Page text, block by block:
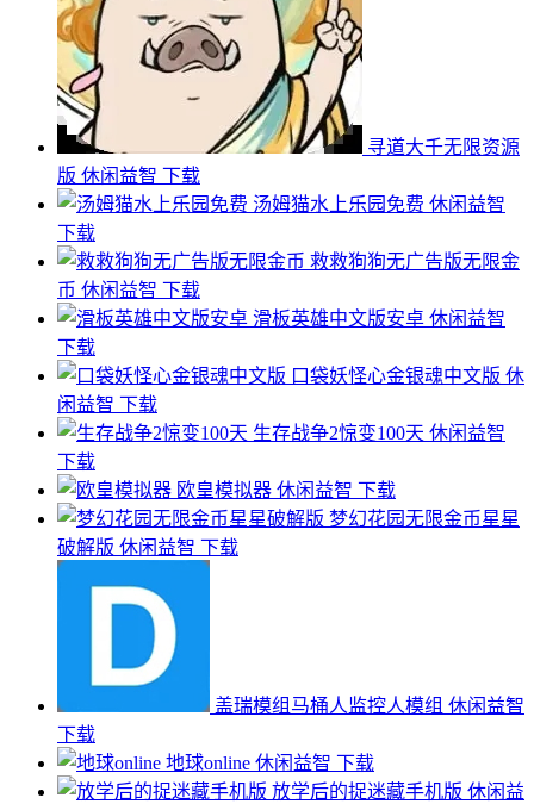
寻道大千无限资源
版 休闲益智 下载
汤姆猫水上乐园免费 休闲益智
下载
救救狗狗无广告版无限金
币 休闲益智 下载
滑板英雄中文版安卓 休闲益智
下载
口袋妖怪心金银魂中文版 休
闲益智 下载
生存战争2惊变100天 休闲益智
下载
欧皇模拟器 休闲益智 下载
梦幻花园无限金币星星
破解版 休闲益智 下载
盖瑞模组马桶人监控人模组 休闲益智
下载
地球online 休闲益智 下载
放学后的捉迷藏手机版 休闲益